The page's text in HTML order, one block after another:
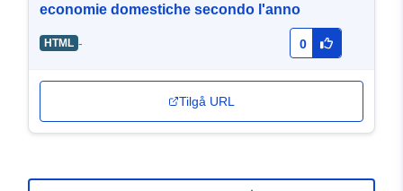
economie domestiche secondo l'anno
HTML - 0
Tilgå URL